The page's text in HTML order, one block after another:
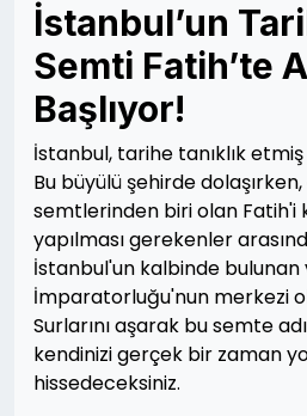
İstanbul’un
Semti Fatih’te
Başlıyor!
İstanbul, tarihe tanıklık
Bu büyülü şehirde
semtlerinden biri olan
yapılması gerekenler
İstanbul'un kalbinde bulunan
İmparatorluğu'nun merkezi
Surlarını aşarak bu semte
kendinizi gerçek bir zaman
hissedeceksiniz.